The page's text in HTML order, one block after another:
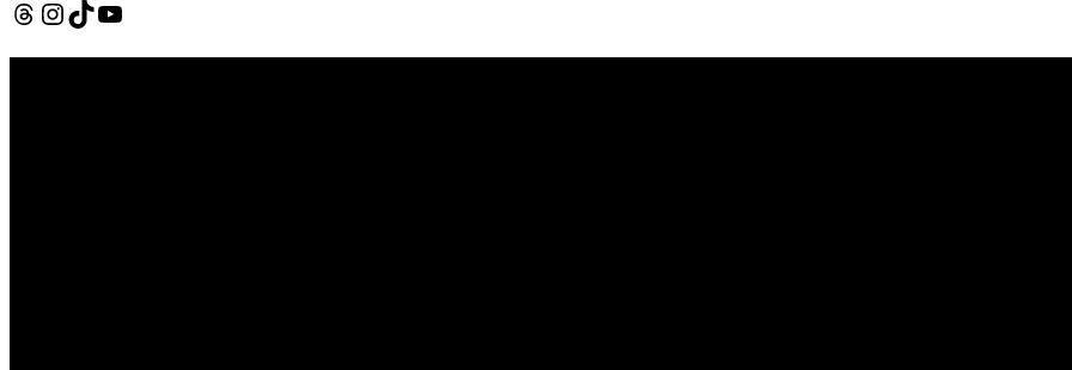
Threads
Instagram
TikTok
YouTube